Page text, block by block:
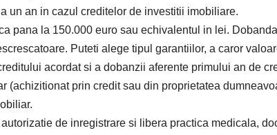
un an in cazul creditelor de investitii imobiliare.
pana la 150.000 euro sau echivalentul in lei.
Puteti alege tipul garantiilor, a caror
acordat si a dobanzii aferente primului an de
(achizitionat prin credit sau din proprietatea
de inregistrare si libera practica medicala,